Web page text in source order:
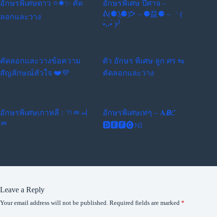
อักษรพิเศษดาว ⭐✸✨ คัด
ลอกและวาง
อักษรพิเศษ ปีศาจ –
ᕕ(⚈ʖ̯⚈)ᕗ – ⚈益⚈ – ╰(
•̀ᴗ•́ )╯
คัดลอกและวางข้อความ
สัญลักษณ์หัวใจ ❤️️💜
ตัว อักษร พิเศษ ลูก ศร ⇆
คัดลอกและวาง
อักษรพิเศษเกาหลี : ㄲㄾㆉ
ㅭ
อักษรพิเศษเท่ๆ – 𝐀𝘽𝓒
🅳🅴🅵🅖𝓗𝕀
Leave a Reply
Your email address will not be published. Required fields are marked *